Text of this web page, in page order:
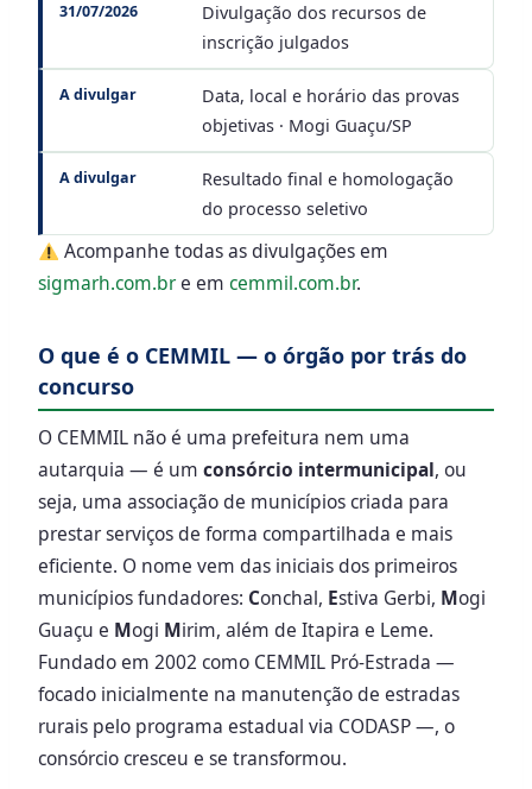
31/07/2026
Divulgação dos recursos de
inscrição julgados
A divulgar
Data, local e horário das provas
objetivas · Mogi Guaçu/SP
A divulgar
Resultado final e homologação
do processo seletivo
Acompanhe todas as divulgações em
sigmarh.com.bre em cemmil.com.br.
O que é o CEMMIL — o órgão por trás do
concurso
O CEMMIL não é uma prefeitura nem uma
autarquia — é um consórcio intermunicipal, ou
seja, uma associação de municípios criada para
prestar serviços de forma compartilhada e mais
eficiente. O nome vem das iniciais dos primeiros
municípios fundadores: Conchal, Estiva Gerbi, Mogi
Guaçu e Mogi Mirim, além de Itapira e Leme.
Fundado em 2002 como CEMMIL Pró-Estrada —
focado inicialmente na manutenção de estradas
rurais pelo programa estadual via CODASP —, o
consórcio cresceu e se transformou.